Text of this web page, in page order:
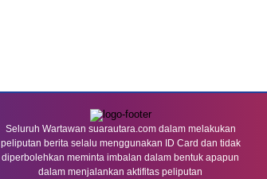
Seluruh Wartawan suarautara.com dalam melakukan
peliputan berita selalu menggunakan ID Card dan tidak
diperbolehkan meminta imbalan dalam bentuk apapun
dalam menjalankan aktifitas peliputan